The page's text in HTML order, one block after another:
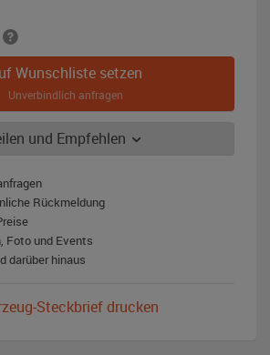
Wunschliste setzen
Unverbindlich anfragen
und Empfehlen
Rückmeldung
Foto und Events
darüber hinaus
Steckbrief drucken